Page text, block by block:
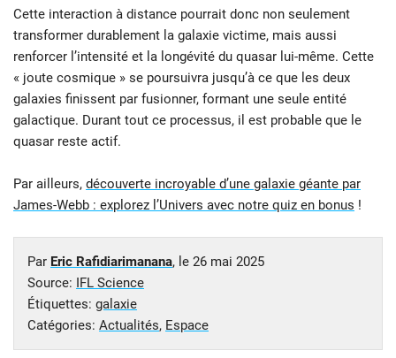
Cette interaction à distance pourrait donc non seulement
transformer durablement la galaxie victime, mais aussi
renforcer l’intensité et la longévité du quasar lui-même. Cette
« joute cosmique » se poursuivra jusqu’à ce que les deux
galaxies finissent par fusionner, formant une seule entité
galactique. Durant tout ce processus, il est probable que le
quasar reste actif.
Par ailleurs, découverte incroyable d’une galaxie géante par
James-Webb : explorez l’Univers avec notre quiz en bonus !
Par Eric Rafidiarimanana, le 26 mai 2025
Source: IFL Science
Étiquettes: galaxie
Catégories: Actualités, Espace